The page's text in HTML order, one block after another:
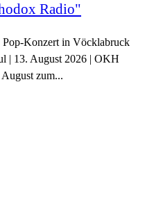
Radio"
Konzert in Vöcklabruck
| 13. August 2026 | OKH
zum...